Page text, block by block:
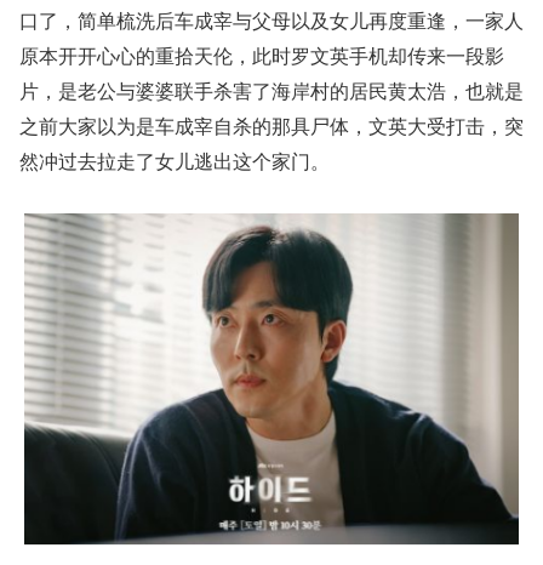
口了，简单梳洗后车成宰与父母以及女儿再度重逢，一家人
原本开开心心的重拾天伦，此时罗文英手机却传来一段影
片，是老公与婆婆联手杀害了海岸村的居民黄太浩，也就是
之前大家以为是车成宰自杀的那具尸体，文英大受打击，突
然冲过去拉走了女儿逃出这个家门。